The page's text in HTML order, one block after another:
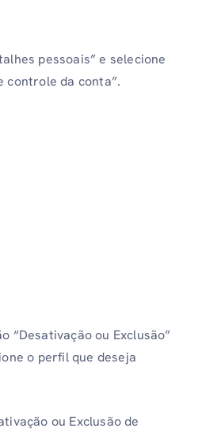
pessoais” e selecione
controle da conta”.
“Desativação ou Exclusão”
o perfil que deseja
ou Exclusão de